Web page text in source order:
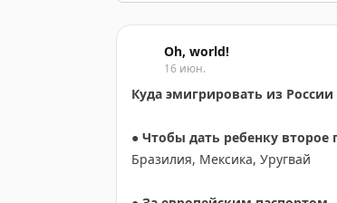
Oh, world!
16 июн.
Куда эмигрировать из России
● Чтобы дать ребенку второе
Бразилия, Мексика, Уругвай